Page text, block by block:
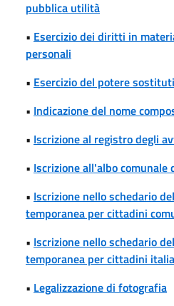
pubblica utilità
• Esercizio dei diritti in
personali
• Esercizio del potere
• Indicazione del nome
• Iscrizione al registro degli
• Iscrizione all'albo comunale
• Iscrizione nello schedario
temporanea per cittadini
• Iscrizione nello schedario
temporanea per cittadini
• Legalizzazione di fotografia